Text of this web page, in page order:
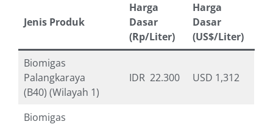
Jenis Produk
Harga
Dasar
(Rp/Liter)
Harga
Dasar
(US$/Liter)
Biomigas
Palangkaraya
(B40) (Wilayah 1)
IDR 22.300 USD 1,312
Biomigas